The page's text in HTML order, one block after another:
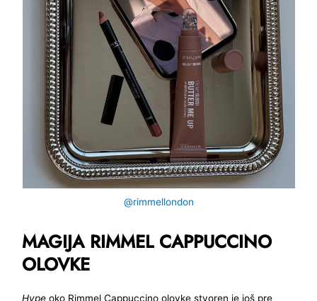
@rimmellondon
MAGIJA RIMMEL CAPPUCCINO
OLOVKE
Hype oko Rimmel Cappuccino olovke stvoren je još pre